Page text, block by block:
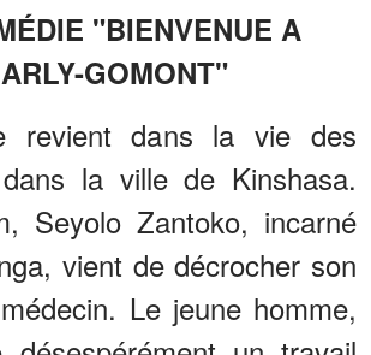
"BIENVENUE A
GOMONT"
revient dans la vie des
la ville de Kinshasa.
Seyolo Zantoko, incarné
vient de décrocher son
Le jeune homme,